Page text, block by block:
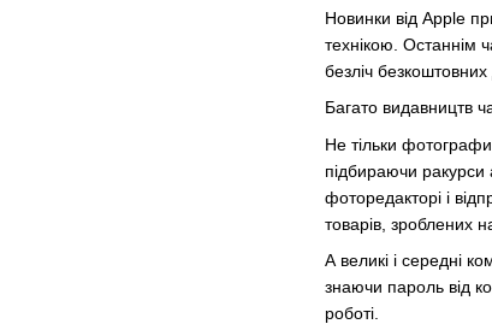
Новинки від Apple
технікою. Останнім
безліч безкоштовних
Багато видавництв
Не тільки
підбираючи
фоторедакторі і
товарів, зроблених
А великі і середні
знаючи пароль від
роботі.